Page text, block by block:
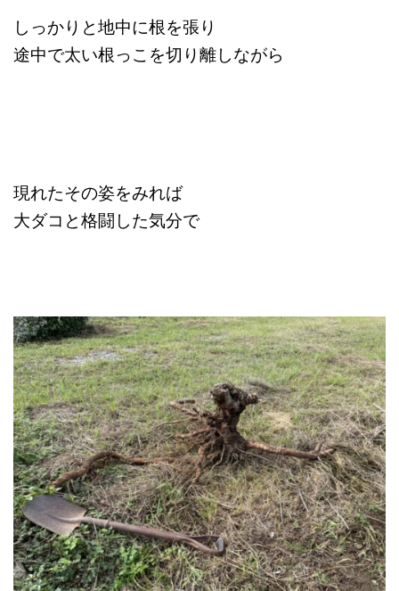
しっかりと地中に根を張り
途中で太い根っこを切り離しながら
現れたその姿をみれば
大ダコと格闘した気分で